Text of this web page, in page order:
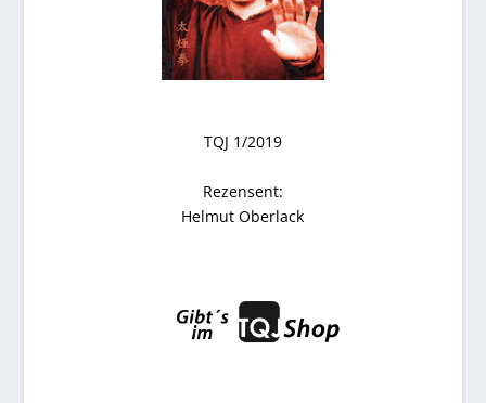
TQJ 1/2019
Rezensent:
Helmut Oberlack